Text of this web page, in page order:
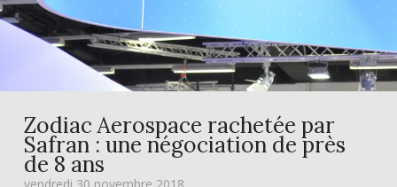
Zodiac Aerospace rachetée par
Safran : une négociation de près
de 8 ans